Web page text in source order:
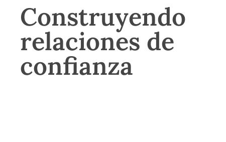
Construyendo
relaciones de
confianza